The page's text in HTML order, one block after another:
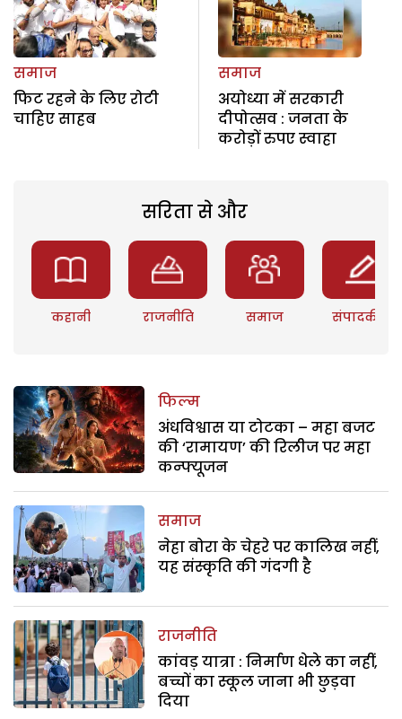
समाज
फिट रहने के लिए रोटी
चाहिए साहब
समाज
अयोध्या में सरकारी
दीपोत्सव : जनता के
करोड़ों रुपए स्वाहा
सरिता से और
कहानी राजनीति समाज संपादकीय
फिल्म
अंधविश्वास या टोटका – महा बजट
की ‘रामायण’ की रिलीज पर महा
कन्फ्यूजन
समाज
नेहा बोरा के चेहरे पर कालिख नहीं,
यह संस्कृति की गंदगी है
राजनीति
कांवड़ यात्रा : निर्माण धेले का नहीं,
बच्चों का स्कूल जाना भी छुड़वा
दिया